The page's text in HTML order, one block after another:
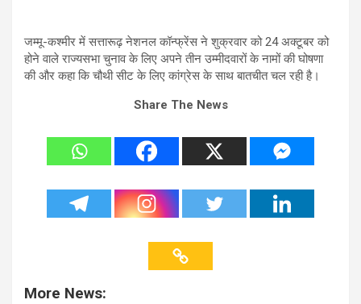
जम्मू-कश्मीर में सत्तारूढ़ नेशनल कॉन्फ्रेंस ने शुक्रवार को 24 अक्टूबर को
होने वाले राज्यसभा चुनाव के लिए अपने तीन उम्मीदवारों के नामों की घोषणा
की और कहा कि चौथी सीट के लिए कांग्रेस के साथ बातचीत चल रही है।
Share The News
More News: